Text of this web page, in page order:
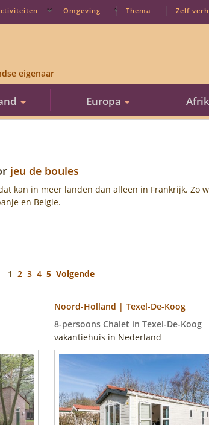
Omgeving Thema Zelf
eigenaar
Europa
jeu de boules
kan in meer landen dan alleen in Frankrijk. Zo
en Belgie.
1 2 3 4 5 Volgende
Noord-Holland | Texel-De-Koog
8-persoons Chalet in Texel-De-Koog
vakantiehuis in Nederland